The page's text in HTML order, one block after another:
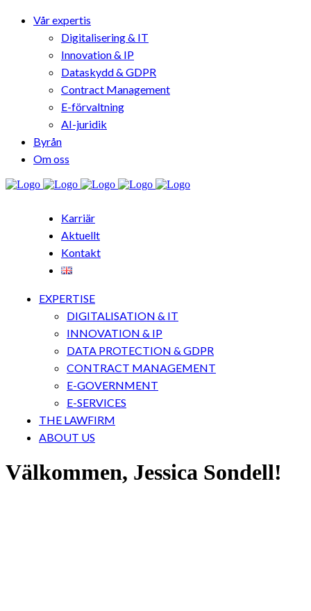
Vår expertis
Digitalisering & IT
Innovation & IP
Dataskydd & GDPR
Contract Management
E-förvaltning
AI-juridik
Byrån
Om oss
Karriär
Aktuellt
Kontakt
EXPERTISE
DIGITALISATION & IT
INNOVATION & IP
DATA PROTECTION & GDPR
CONTRACT MANAGEMENT
E-GOVERNMENT
E-SERVICES
THE LAWFIRM
ABOUT US
Välkommen, Jessica Sondell!